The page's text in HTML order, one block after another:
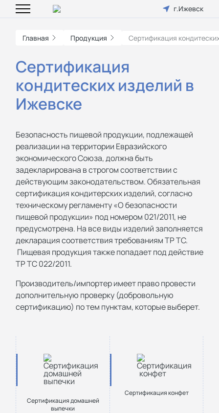
г.Ижевск
Главная Продукция Сертификация
Сертификация
кондитеских изделий в
Ижевске
Безопасность пищевой продукции, подлежащей
реализации на территории Евразийского
экономического Союза, должна быть
задекларирована в строгом соответствии с
действующим законодательством. Обязательная
сертификация кондитерских изделий, согласно
техническому регламенту «О безопасности
пищевой продукции» под номером 021/2011, не
предусмотрена. На все виды изделий заполняется
декларация соответствия требованиям ТР ТС.
Пищевая продукция также попадает под действие
ТР ТС 022/2011.
Производитель/импортер имеет право провести
дополнительную проверку (добровольную
сертификацию) по тем пунктам, которые выберет.
Сертификация домашней
выпечки
Сертификация конфет